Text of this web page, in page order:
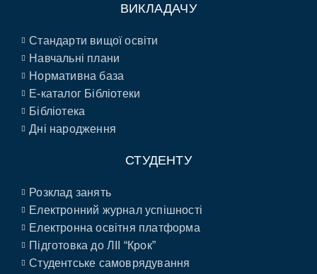
ВИКЛАДАЧУ
Стандарти вищої освіти
Навчальні плани
Нормативна база
E-каталог Бібліотеки
Бібліотека
Дні народження
СТУДЕНТУ
Розклад занять
Електронний журнал успішності
Електронна освітня платформа
Підготовка до ЛІІ “Крок”
Студентське самоврядування